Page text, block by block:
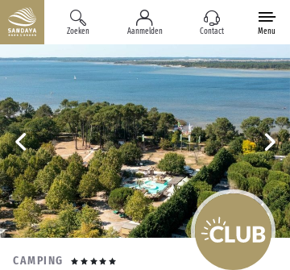
Zoeken Aanmelden Contact Menu
CAMPING